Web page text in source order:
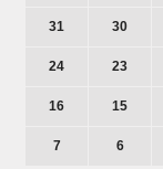
31 30
24 23
16 15
7 6